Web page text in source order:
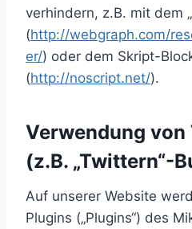
verhindern, z.B. mit dem
(http://webgraph.com/
er/) oder dem Skript-
(http://noscript.net/).
Verwendung
(z.B. „Twittern“-
Auf unserer Website
Plugins („Plugins“) des